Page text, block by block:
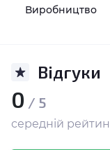
Виробництво
Відгуки
0 / 5
середній